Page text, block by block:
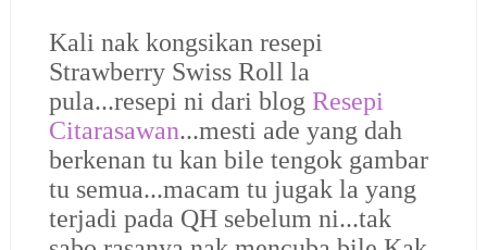
Kali nak kongsikan resepi
Strawberry Swiss Roll la
pula...resepi ni dari blog Resepi
Citarasawan...mesti ade yang dah
berkenan tu kan bile tengok gambar
tu semua...macam tu jugak la yang
terjadi pada QH sebelum ni...tak